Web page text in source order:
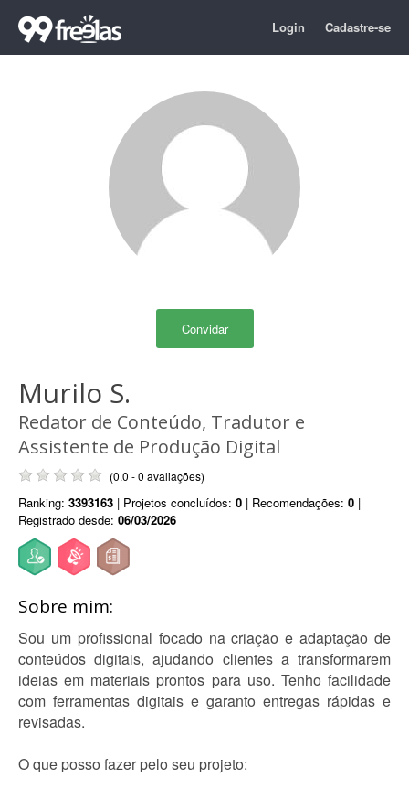
Login Cadastre-se
Convidar
Murilo S.
Redator de Conteúdo, Tradutor e
Assistente de Produção Digital
(0.0 - 0 avaliações)
Ranking: 3393163 | Projetos concluídos: 0 | Recomendações: 0 |
Registrado desde: 06/03/2026
Sobre mim:
Sou um profissional focado na criação e adaptação de
conteúdos digitais, ajudando clientes a transformarem
ideias em materiais prontos para uso. Tenho facilidade
com ferramentas digitais e garanto entregas rápidas e
revisadas.
O que posso fazer pelo seu projeto: